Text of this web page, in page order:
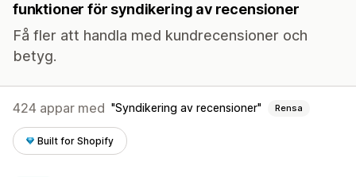
funktioner för syndikering av recensioner
Få fler att handla med kundrecensioner och
betyg.
424 appar med Syndikering av recensioner Rensa
Built for Shopify